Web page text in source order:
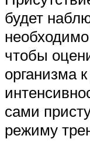
будет
чтобы
организма
сами
режиму